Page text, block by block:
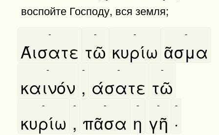
воспойте Господу, вся земля;
Άισατε
-
τῶ
-
κυρίω
-
ᾶσμα
-
καινόν
-
,
-
άσατε
-
τῶ
-
κυρίω
-
,
-
πᾶσα
-
η
-
γῆ
-
·
-